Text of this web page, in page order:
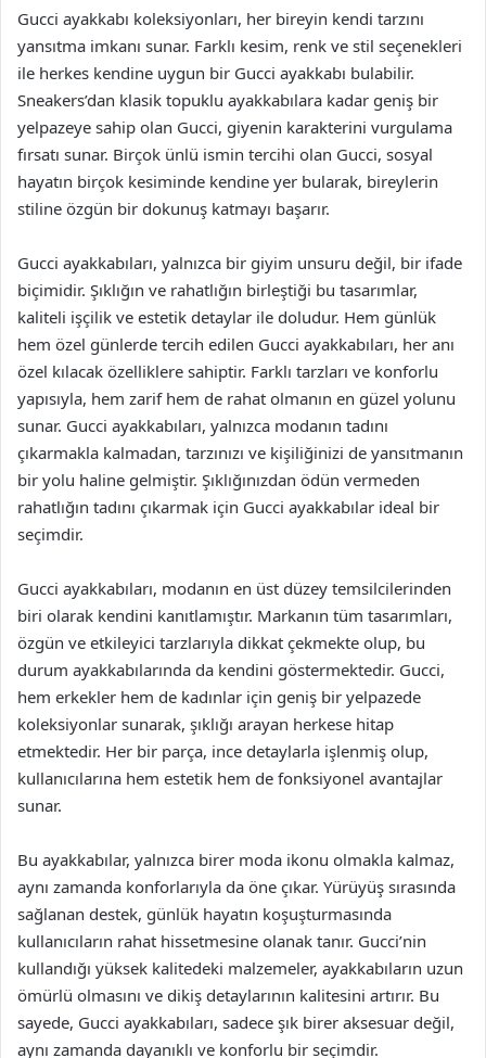
Gucci ayakkabı koleksiyonları, her bireyin kendi tarzını
yansıtma imkanı sunar. Farklı kesim, renk ve stil seçenekleri
ile herkes kendine uygun bir Gucci ayakkabı bulabilir.
Sneakers’dan klasik topuklu ayakkabılara kadar geniş bir
yelpazeye sahip olan Gucci, giyenin karakterini vurgulama
fırsatı sunar. Birçok ünlü ismin tercihi olan Gucci, sosyal
hayatın birçok kesiminde kendine yer bularak, bireylerin
stiline özgün bir dokunuş katmayı başarır.
Gucci ayakkabıları, yalnızca bir giyim unsuru değil, bir ifade
biçimidir. Şıklığın ve rahatlığın birleştiği bu tasarımlar,
kaliteli işçilik ve estetik detaylar ile doludur. Hem günlük
hem özel günlerde tercih edilen Gucci ayakkabıları, her anı
özel kılacak özelliklere sahiptir. Farklı tarzları ve konforlu
yapısıyla, hem zarif hem de rahat olmanın en güzel yolunu
sunar. Gucci ayakkabıları, yalnızca modanın tadını
çıkarmakla kalmadan, tarzınızı ve kişiliğinizi de yansıtmanın
bir yolu haline gelmiştir. Şıklığınızdan ödün vermeden
rahatlığın tadını çıkarmak için Gucci ayakkabılar ideal bir
seçimdir.
Gucci ayakkabıları, modanın en üst düzey temsilcilerinden
biri olarak kendini kanıtlamıştır. Markanın tüm tasarımları,
özgün ve etkileyici tarzlarıyla dikkat çekmekte olup, bu
durum ayakkabılarında da kendini göstermektedir. Gucci,
hem erkekler hem de kadınlar için geniş bir yelpazede
koleksiyonlar sunarak, şıklığı arayan herkese hitap
etmektedir. Her bir parça, ince detaylarla işlenmiş olup,
kullanıcılarına hem estetik hem de fonksiyonel avantajlar
sunar.
Bu ayakkabılar, yalnızca birer moda ikonu olmakla kalmaz,
aynı zamanda konforlarıyla da öne çıkar. Yürüyüş sırasında
sağlanan destek, günlük hayatın koşuşturmasında
kullanıcıların rahat hissetmesine olanak tanır. Gucci’nin
kullandığı yüksek kalitedeki malzemeler, ayakkabıların uzun
ömürlü olmasını ve dikiş detaylarının kalitesini artırır. Bu
sayede, Gucci ayakkabıları, sadece şık birer aksesuar değil,
aynı zamanda dayanıklı ve konforlu bir seçimdir.